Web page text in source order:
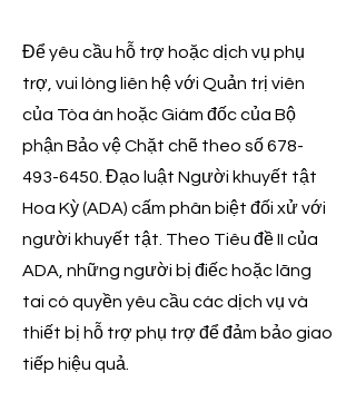
Để yêu cầu hỗ trợ hoặc dịch vụ phụ
trợ, vui lòng liên hệ với Quản trị viên
của Tòa án hoặc Giám đốc của Bộ
phận Bảo vệ Chặt chẽ theo số678-
493-6450 . Đạo luật Người khuyết tật
Hoa Kỳ (ADA) cấm phân biệt đối xử với
người khuyết tật. Theo Tiêu đề II của
ADA, những người bị điếc hoặc lãng
tai có quyền yêu cầu các dịch vụ và
thiết bị hỗ trợ phụ trợ để đảm bảo giao
tiếp hiệu quả.